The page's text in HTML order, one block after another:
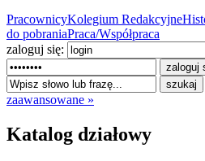
PracownicyKolegium Redakcyjne
do pobraniaPraca/Współpraca
zaloguj się:
zaawansowane »
Katalog działowy